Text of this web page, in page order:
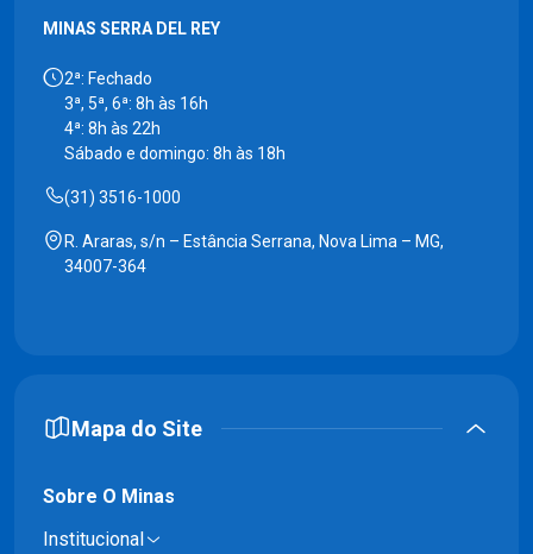
MINAS SERRA DEL REY
2ª: Fechado
3ª, 5ª, 6ª: 8h às 16h
4ª: 8h às 22h
Sábado e domingo: 8h às 18h
(31) 3516-1000
R. Araras, s/n – Estância Serrana, Nova Lima – MG,
34007-364
Mapa do Site
Sobre O Minas
Institucional